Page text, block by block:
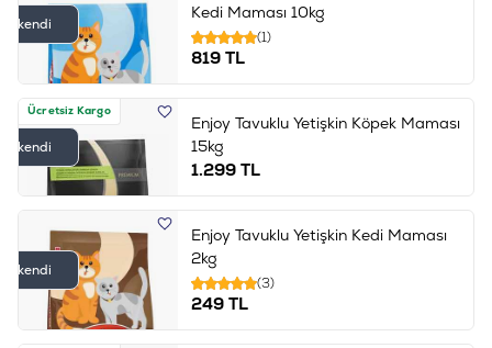
Tükendi
Kedi Maması 10kg
(1)
819TL
Ücretsiz Kargo
Tükendi
Enjoy Tavuklu Yetişkin Köpek Maması
15kg
1.299TL
Tükendi
Enjoy Tavuklu Yetişkin Kedi Maması
2kg
(3)
249TL